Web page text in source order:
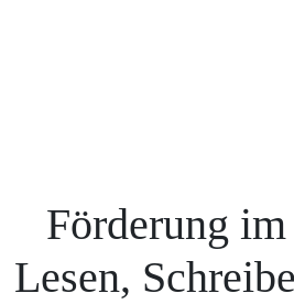
Förderung im
Lesen,